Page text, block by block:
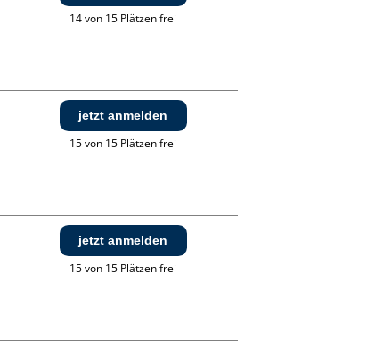
14 von 15 Plätzen frei
jetzt anmelden
15 von 15 Plätzen frei
jetzt anmelden
15 von 15 Plätzen frei